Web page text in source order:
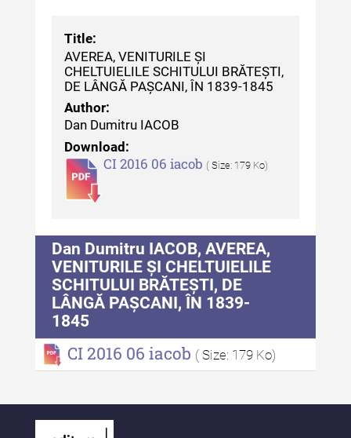
MediCult - Revista de mediere
culturală
MediCult - Revista de mediere
culturală IV (2025)
MediCult - Revista de mediere
culturală III (2024)
MediCult - Revista de mediere
Indexul Complet
Acta Pangratia
Acta Pangratia I (2023)
Acta Pangratia II (2024)
Indexul Complet
Title:
AVEREA, VENITURILE ȘI
CHELTUIELILE SCHITULUI BRĂTEȘTI,
DE LÂNGĂ PAȘCANI, ÎN 1839-1845
Author:
Dan Dumitru IACOB
Download:
CI 2016 06 iacob ( Size: 179 Ko)
Dan Dumitru IACOB, AVEREA,
VENITURILE ȘI CHELTUIELILE
SCHITULUI BRĂTEȘTI, DE
LÂNGĂ PAȘCANI, ÎN 1839-
1845
CI 2016 06 iacob ( Size: 179 Ko)